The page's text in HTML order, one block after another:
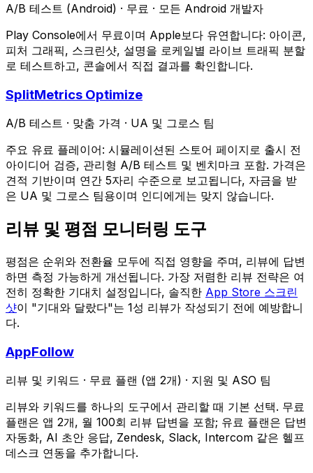
A/B 테스트 (Android) · 무료 · 모든 Android 개발자
Play Console에서 무료이며 Apple보다 유연합니다: 아이콘,
피처 그래픽, 스크린샷, 설명을 로케일별 라이브 트래픽 분할
로 테스트하고, 콘솔에서 직접 결과를 확인합니다.
SplitMetrics Optimize
A/B 테스트 · 맞춤 가격 · UA 및 그로스 팀
주요 유료 플레이어: 시뮬레이션된 스토어 페이지로 출시 전
아이디어 검증, 관리형 A/B 테스트 및 벤치마크 포함. 가격은
견적 기반이며 연간 5자리 수준으로 보고됩니다, 자금을 받
은 UA 및 그로스 팀용이며 인디에게는 맞지 않습니다.
리뷰 및 평점 모니터링 도구
평점은 순위와 전환율 모두에 직접 영향을 주며, 리뷰에 답변
하면 측정 가능하게 개선됩니다. 가장 저렴한 리뷰 전략은 여
전히 정확한 기대치 설정입니다, 솔직한 App Store 스크린
샷이 "기대와 달랐다"는 1성 리뷰가 작성되기 전에 예방합니
다.
AppFollow
리뷰 및 키워드 · 무료 플랜 (앱 2개) · 지원 및 ASO 팀
리뷰와 키워드를 하나의 도구에서 관리할 때 기본 선택. 무료
플랜은 앱 2개, 월 100회 리뷰 답변을 포함; 유료 플랜은 답변
자동화, AI 초안 응답, Zendesk, Slack, Intercom 같은 헬프
데스크 연동을 추가합니다.